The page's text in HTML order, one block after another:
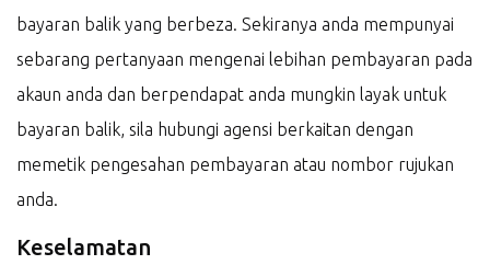
bayaran balik yang berbeza. Sekiranya anda mempunyai
sebarang pertanyaan mengenai lebihan pembayaran pada
akaun anda dan berpendapat anda mungkin layak untuk
bayaran balik, sila hubungi agensi berkaitan dengan
memetik pengesahan pembayaran atau nombor rujukan
anda.
Keselamatan